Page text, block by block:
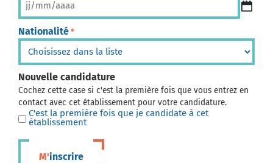
Nationalité *
Nouvelle candidature
Cochez cette case si c'est la première fois que vous entrez en
contact avec cet établissement pour votre candidature.
C'est la première fois que je candidate à cet
établissement
M'inscrire